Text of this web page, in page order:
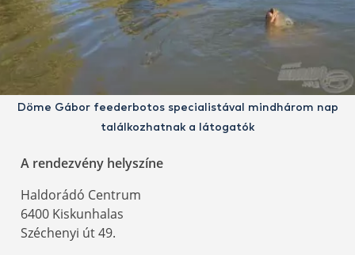
Döme Gábor feederbotos specialistával mindhárom nap
találkozhatnak a látogatók
A rendezvény helyszíne
Haldorádó Centrum
6400 Kiskunhalas
Széchenyi út 49.